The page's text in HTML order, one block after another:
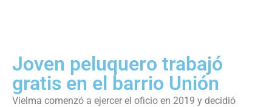
Joven peluquero trabajó
gratis en el barrio Unión
Vielma comenzó a ejercer el oficio en 2019 y decidió